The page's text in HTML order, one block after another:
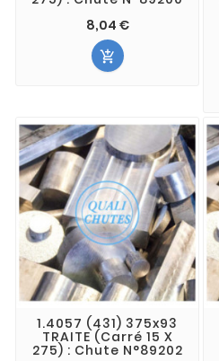
8,04 €

1.4057 (431) 375x93
TRAITE (Carré 15 X
275) : Chute N°89202